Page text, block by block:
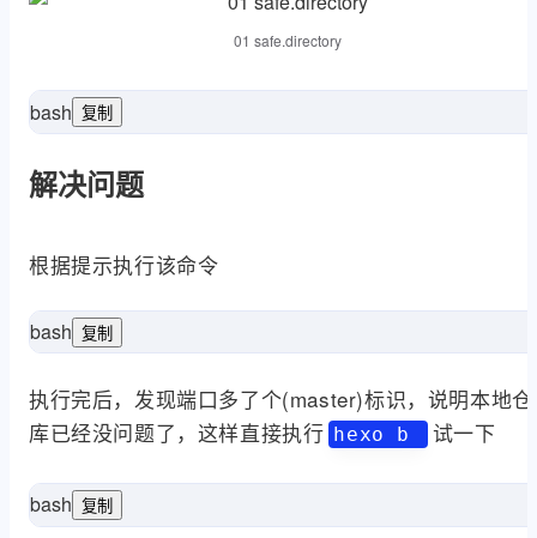
01 safe.directory
bash 复制
$ hexo b
fatal: detected dubious
解决问题
根据提示执行该命令
bash 复制
执行完后，发现端口多了个(master)标识，说明本地仓
库已经没问题了，这样直接执行 hexo b 试一下
bash 复制